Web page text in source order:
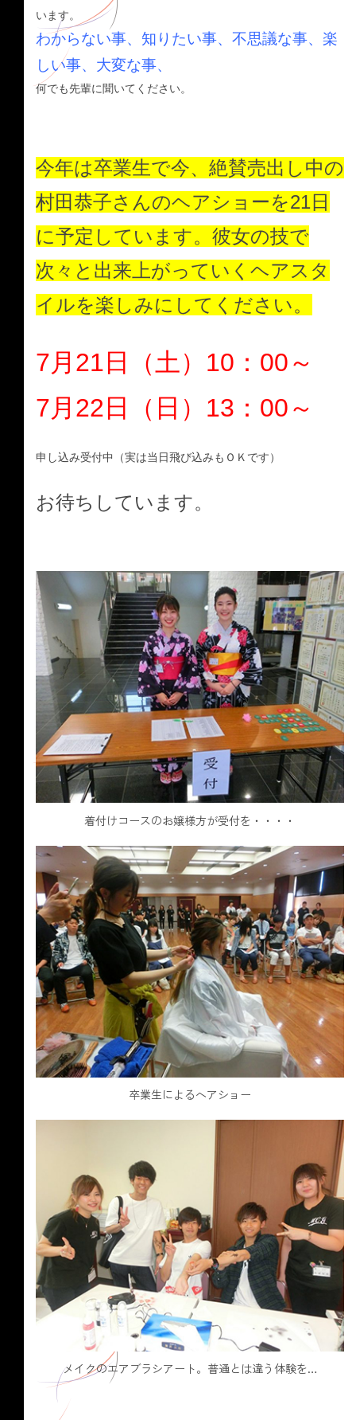
います。
わからない事、知りたい事、不思議な事、楽
しい事、大変な事、
何でも先輩に聞いてください。
今年は卒業生で今、絶賛売出し中の
村田恭子さんのヘアショーを21日
に予定しています。彼女の技で
次々と出来上がっていくヘアスタ
イルを楽しみにしてください。
7月21日（土）10：00～
7月22日（日）13：00～
申し込み受付中（実は当日飛び込みもＯＫです）
お待ちしています。
着付けコースのお嬢様方が受付を・・・・
卒業生によるヘアショー
メイクのエアブラシアート。普通とは違う体験を…